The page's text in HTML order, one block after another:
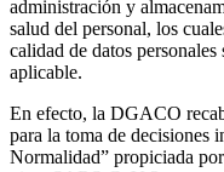
administración y
salud del personal, los
calidad de datos
aplicable.
En efecto, la DGACO
para la toma de decisiones
Normalidad” propiciada